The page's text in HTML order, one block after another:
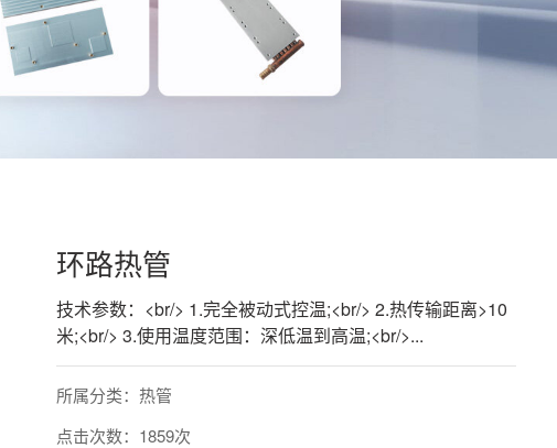
环路热管
技术参数：<br/> 1.完全被动式控温;<br/> 2.热传输距离>10
米;<br/> 3.使用温度范围：深低温到高温;<br/>...
所属分类：热管
点击次数：1859次